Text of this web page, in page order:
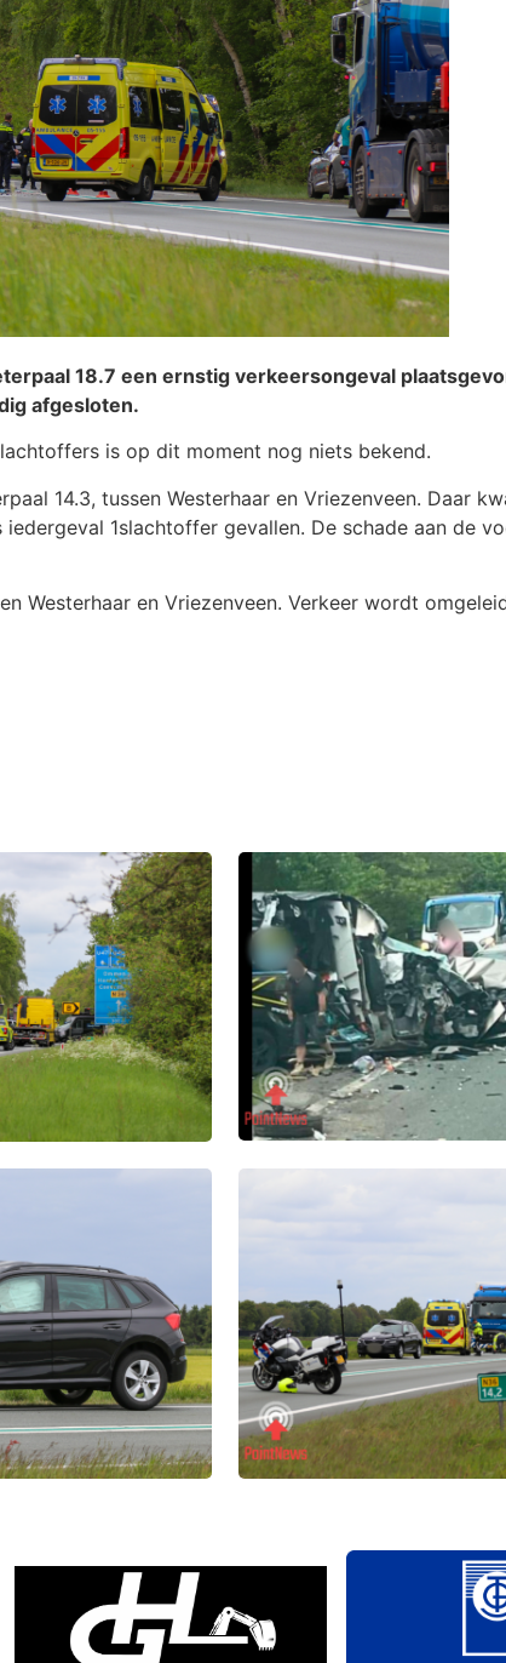
18.7 een ernstig verkeersongeval
afgesloten.
is op dit moment nog niets bekend.
14.3, tussen Westerhaar en Vriezenveen. Daar
1slachtoffer gevallen. De schade aan de
Westerhaar en Vriezenveen. Verkeer wordt